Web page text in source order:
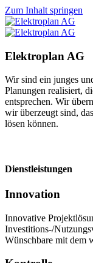
Zum Inhalt springen
Elektroplan AG
Wir sind ein junges
Planungen realisiert,
entsprechen. Wir
wir überzeugt sind,
lösen können.
Dienstleistungen
Innovation
Innovative
Investitions-/
Wünschbare mit dem